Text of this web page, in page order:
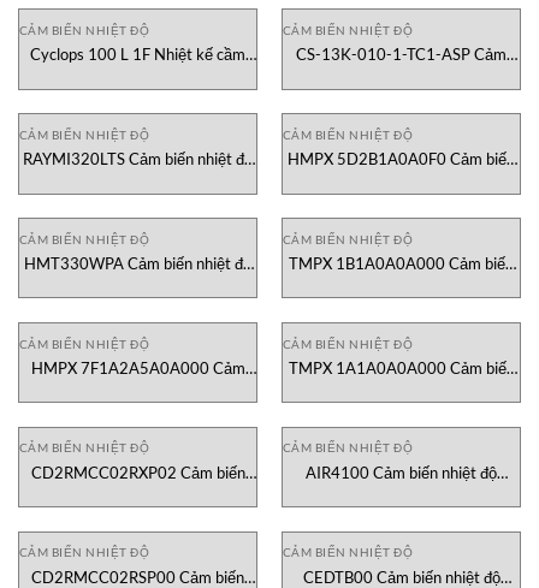
CẢM BIẾN NHIỆT ĐỘ
Cyclops 100 L 1F Nhiệt kế cầm
CẢM BIẾN NHIỆT ĐỘ
CS-13K-010-1-TC1-ASP Cảm
CẢM BIẾN NHIỆT ĐỘ
RAYMI320LTS Cảm biến nhiệt độ
CẢM BIẾN NHIỆT ĐỘ
HMPX 5D2B1A0A0F0 Cảm biến
CẢM BIẾN NHIỆT ĐỘ
HMT330WPA Cảm biến nhiệt độ
CẢM BIẾN NHIỆT ĐỘ
TMPX 1B1A0A0A000 Cảm biến
CẢM BIẾN NHIỆT ĐỘ
HMPX 7F1A2A5A0A000 Cảm
CẢM BIẾN NHIỆT ĐỘ
TMPX 1A1A0A0A000 Cảm biến
CẢM BIẾN NHIỆT ĐỘ
CD2RMCC02RXP02 Cảm biến
CẢM BIẾN NHIỆT ĐỘ
AIR4100 Cảm biến nhiệt độ
CẢM BIẾN NHIỆT ĐỘ
CD2RMCC02RSP00 Cảm biến
CẢM BIẾN NHIỆT ĐỘ
CEDTB00 Cảm biến nhiệt độ